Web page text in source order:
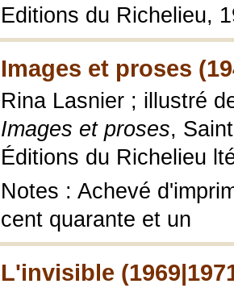
Editions du Richelieu,
Images et proses
Rina Lasnier ; illustré
Images et proses,
Éditions du Richelieu
Notes : Achevé
cent quarante et un
L'invisible